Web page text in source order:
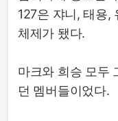
127은 쟈니, 태용,
체제가 됐다.
마크와 희승 모두
던 멤버들이었다.